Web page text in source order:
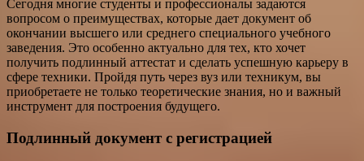
Сегодня многие студенты и профессионалы задаются
вопросом о преимуществах, которые дает документ об
окончании высшего или среднего специального учебного
заведения. Это особенно актуально для тех, кто хочет
получить подлинный аттестат и сделать успешную карьеру в
сфере техники. Пройдя путь через вуз или техникум, вы
приобретаете не только теоретические знания, но и важный
инструмент для построения будущего.
Подлинный документ с регистрацией